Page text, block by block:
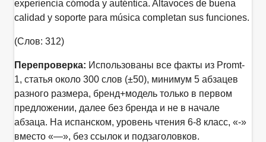
experiencia cómoda y auténtica. Altavoces de buena
calidad y soporte para música completan sus funciones.
(Слов: 312)
Перепроверка: Использованы все факты из Promt-
1, статья около 300 слов (±50), минимум 5 абзацев
разного размера, бренд+модель только в первом
предложении, далее без бренда и не в начале
абзаца. На испанском, уровень чтения 6-8 класс, «-»
вместо «—», без ссылок и подзаголовков.